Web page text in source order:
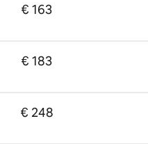
€ 163
€ 183
€ 248